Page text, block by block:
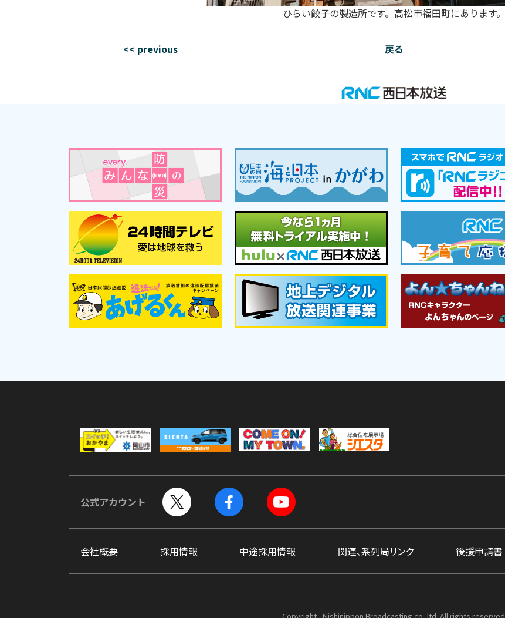
ひらい餃子の製造所です。高松市福田町にあります。
<< previous 戻る
公式アカウント
会社概要 採用情報 中途採用情報 関連、系列局リンク 後援申請書